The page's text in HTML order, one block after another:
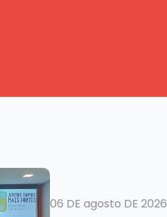
06 DE agosto DE 2026